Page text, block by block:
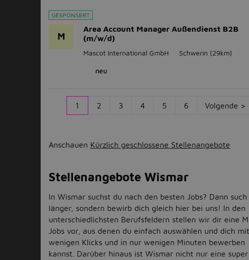
GESPONSERT
M
Area Account Manager Außendienst B2B
(m/w/d)
Mascot International GmbH Schwerin (29km)
neu
1 2 3 4 5 6 Volgende >
Anschauen Kürzlich geschlossene Stellenangebote
Stellenangebote Wismar
In Wismar suchst du nach den besten Jobs? Dann
länger, sondern bewirb dich gleich hier bei uns! In den
unterschiedlichsten Berufsfeldern stellen wir dir eine
Jobs vor, aus denen du einfach auswählen und dich
wenigen Klicks und in nur wenigen Minuten bewerben
kannst. Darüber hinaus ist Wismar nicht nur eine super